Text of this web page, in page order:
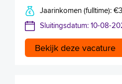
Jaarinkomen (fulltime):
Sluitingsdatum: 10-08-
Bekijk deze vacature